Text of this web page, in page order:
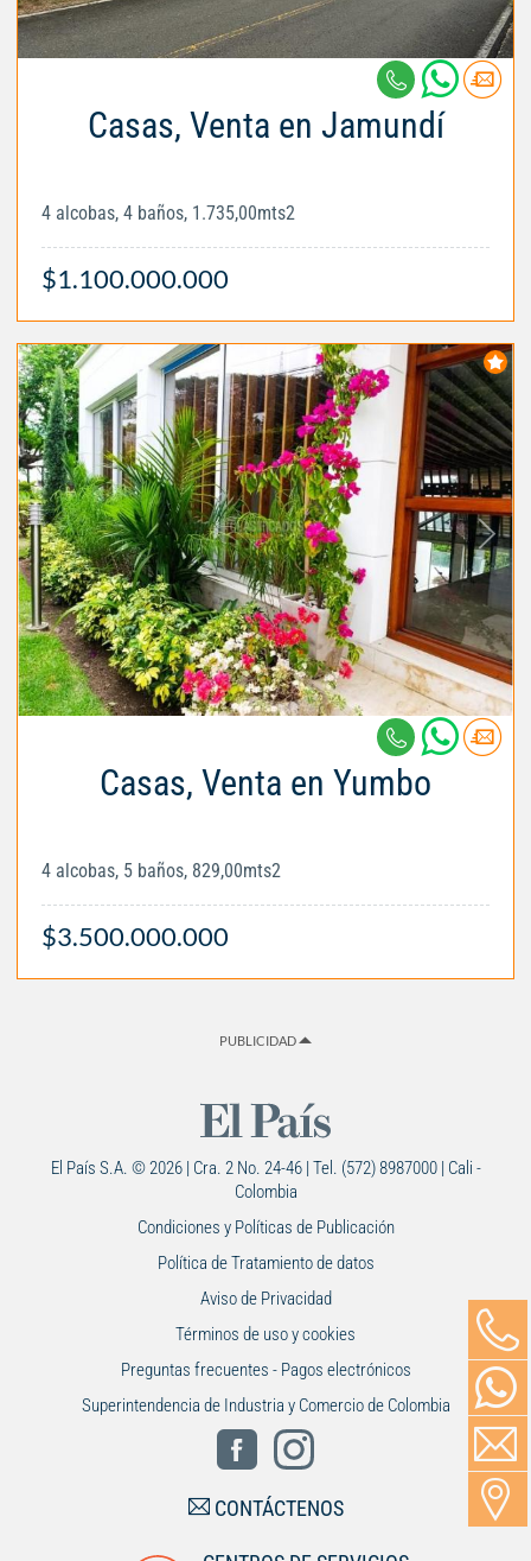
Casas, Venta en Jamundí
4 alcobas, 4 baños, 1.735,00mts2
$1.100.000.000
Casas, Venta en Yumbo
4 alcobas, 5 baños, 829,00mts2
$3.500.000.000
PUBLICIDAD
El País S.A. © 2026 | Cra. 2 No. 24-46 | Tel. (572) 8987000 | Cali -
Colombia
Condiciones y Políticas de Publicación
Política de Tratamiento de datos
Aviso de Privacidad
Términos de uso y cookies
Preguntas frecuentes - Pagos electrónicos
Superintendencia de Industria y Comercio de Colombia
CONTÁCTENOS